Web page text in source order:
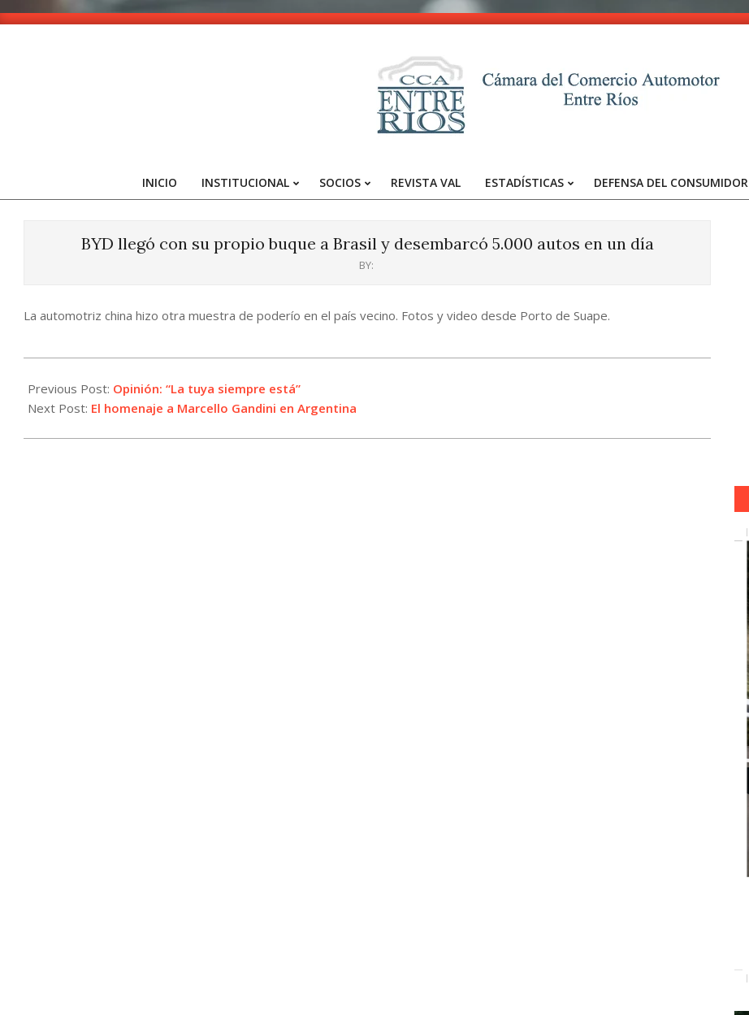
Skip
-
Entre
Primary
INICIO INSTITUCIONAL SOCIOS REVISTA VAL ESTADÍSTICAS DEFENSA DEL CONSUMIDOR
BYD llegó con su propio buque a Brasil y desembarcó 5.000 autos en un día
BY:
La automotriz china hizo otra muestra de poderío en el país vecino. Fotos y video desde Porto de Suape.
05-
28
Previous Post: Opinión: “La tuya siempre está”
Next Post: El homenaje a Marcello Gandini en Argentina